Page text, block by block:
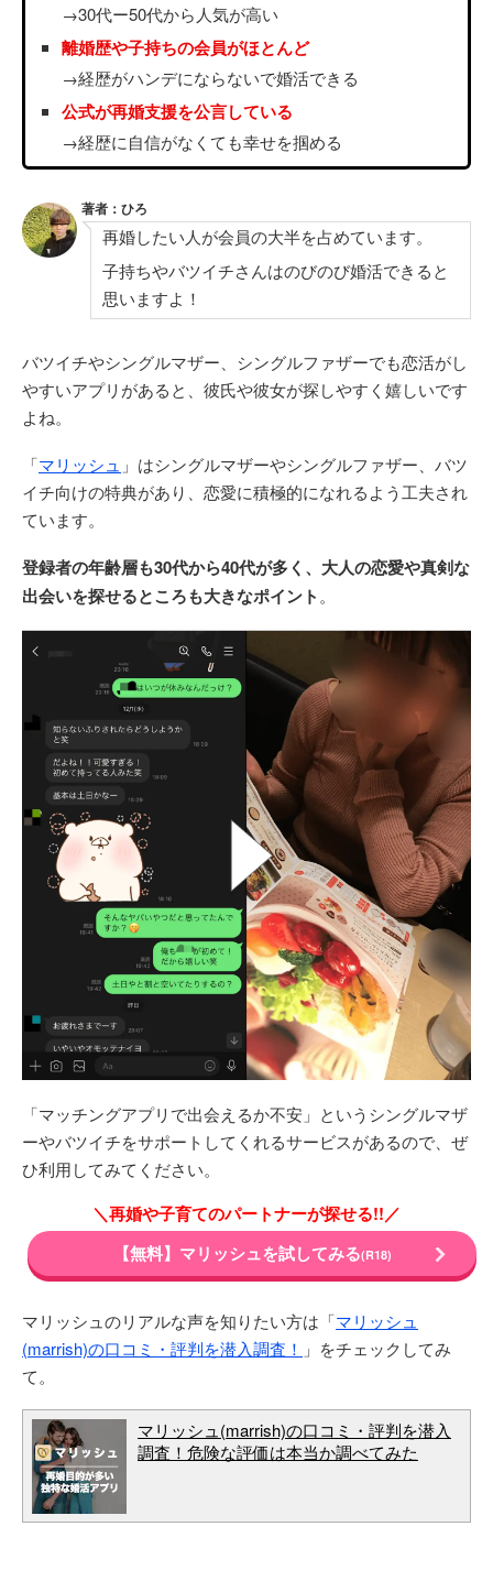
→30代ー50代から人気が高い
離婚歴や子持ちの会員がほとんど
→経歴がハンデにならないで婚活できる
公式が再婚支援を公言している
→経歴に自信がなくても幸せを掴める
著者：ひろ
再婚したい人が会員の大半を占めています。
子持ちやバツイチさんはのびのび婚活できると
思いますよ！
バツイチやシングルマザー、シングルファザーでも恋活がし
やすいアプリがあると、彼氏や彼女が探しやすく嬉しいです
よね。
「マリッシュ 」はシングルマザーやシングルファザー、バツ
イチ向けの特典があり、恋愛に積極的になれるよう工夫され
ています。
登録者の年齢層も30代から40代が多く、大人の恋愛や真剣な
出会いを探せるところも大きなポイント 。
「マッチングアプリで出会えるか不安」というシングルマザ
ーやバツイチをサポートしてくれるサービスがあるので、ぜ
ひ利用してみてください。
＼再婚や子育てのパートナーが探せる!!／
【無料】マリッシュを試してみる(R18)
マリッシュのリアルな声を知りたい方は「マリッシュ
(marrish)の口コミ・評判を潜入調査！ 」をチェックしてみ
て。
マリッシュ(marrish)の口コミ・評判を潜入
調査！危険な評価は本当か調べてみた